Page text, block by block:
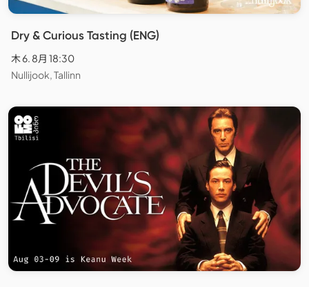
Dry & Curious Tasting (ENG)
木 6. 8月 18:30
Nullijook, Tallinn